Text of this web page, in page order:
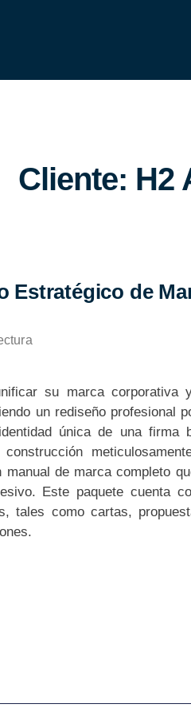
Cliente: H2
Estratégico de
su marca corporativa
un rediseño profesional
única de una firma
manual de marca completo
Este paquete cuenta
tales como cartas,